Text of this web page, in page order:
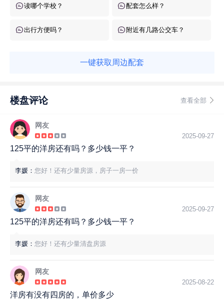
读哪个学校？ 配套怎么样？
出行方便吗？ 附近有几路公交车？
一键获取周边配套
楼盘评论 查看全部
网友
2025-09-27
125平的洋房还有吗？多少钱一平？
李媛： 您好！还有少量房源，房子一房一价
网友
2025-09-27
125平的洋房还有吗？多少钱一平？
李媛： 您好！还有少量清盘房源
网友
2025-08-22
洋房有没有四房的，单价多少